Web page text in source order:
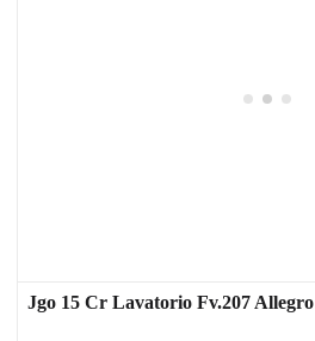
Jgo 15 Cr Lavatorio Fv.207 Allegro